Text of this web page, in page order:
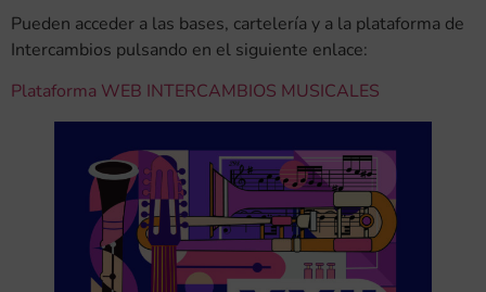
Pueden acceder a las bases, cartelería y a la plataforma de
Intercambios pulsando en el siguiente enlace:
Plataforma WEB INTERCAMBIOS MUSICALES